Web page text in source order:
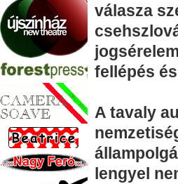
válasza
fellépés
A tavaly
lengyel